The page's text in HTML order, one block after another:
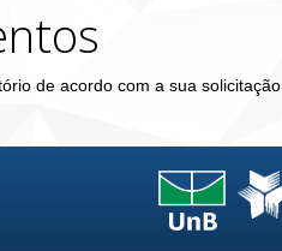
de acordo com a sua solicitação.